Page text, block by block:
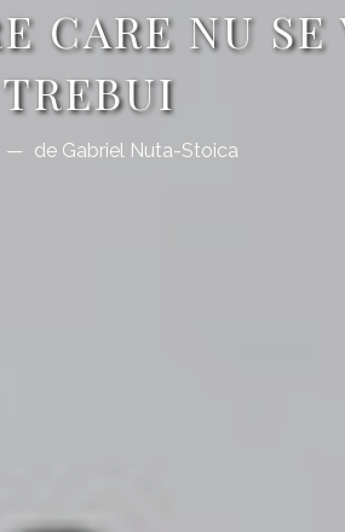
CARE NU SE
de Gabriel Nuta-Stoica